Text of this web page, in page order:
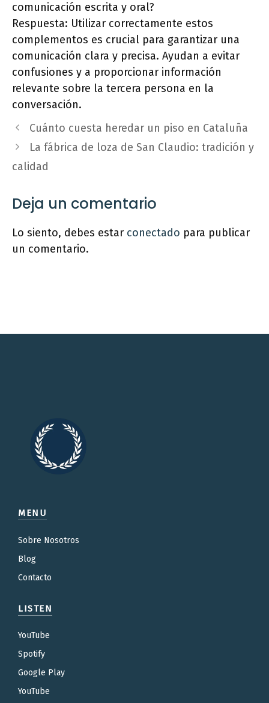
comunicación escrita y oral?
Respuesta: Utilizar correctamente estos
complementos es crucial para garantizar una
comunicación clara y precisa. Ayudan a evitar
confusiones y a proporcionar información
relevante sobre la tercera persona en la
conversación.
Cuánto cuesta heredar un piso en Cataluña
La fábrica de loza de San Claudio: tradición y
calidad
Deja un comentario
Lo siento, debes estar conectado para publicar
un comentario.
MENU
Sobre Nosotros
Blog
Contacto
LISTEN
YouTube
Spotify
Google Play
YouTube